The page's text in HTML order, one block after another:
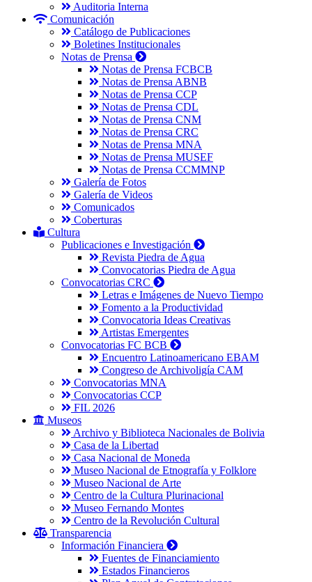
Auditoria Interna
Comunicación
Catálogo de Publicaciones
Boletines Institucionales
Notas de Prensa
Notas de Prensa FCBCB
Notas de Prensa ABNB
Notas de Prensa CCP
Notas de Prensa CDL
Notas de Prensa CNM
Notas de Prensa CRC
Notas de Prensa MNA
Notas de Prensa MUSEF
Notas de Prensa CCMMNP
Galería de Fotos
Galería de Videos
Comunicados
Coberturas
Cultura
Publicaciones e Investigación
Revista Piedra de Agua
Convocatorias Piedra de Agua
Convocatorias CRC
Letras e Imágenes de Nuevo Tiempo
Fomento a la Productividad
Convocatoria Ideas Creativas
Artistas Emergentes
Convocatorias FC BCB
Encuentro Latinoamericano EBAM
Congreso de Archivoligía CAM
Convocatorias MNA
Convocatorias CCP
FIL 2026
Museos
Archivo y Biblioteca Nacionales de Bolivia
Casa de la Libertad
Casa Nacional de Moneda
Museo Nacional de Etnografía y Folklore
Museo Nacional de Arte
Centro de la Cultura Plurinacional
Museo Fernando Montes
Centro de la Revolución Cultural
Transparencia
Información Financiera
Fuentes de Financiamiento
Estados Financieros